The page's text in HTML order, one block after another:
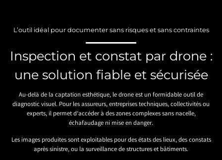
L’outil idéal pour documenter sans risques et sans contraintes
Inspection et constat par drone :
une solution fiable et sécurisée
Au-delà de la captation esthétique, le drone est un formidable outil de
diagnostic visuel. Pour les assureurs, entreprises techniques, collectivités ou
experts, il permet d’accéder à des zones complexes sans nacelle,
échafaudage ni mise en danger.
Les images produites sont exploitables pour des états des lieux, des constats
après sinistre, ou la surveillance de structures et bâtiments.